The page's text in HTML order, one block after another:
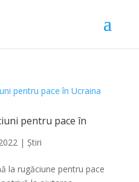
pentru pace în
| Știri
la rugăciune pentru pace